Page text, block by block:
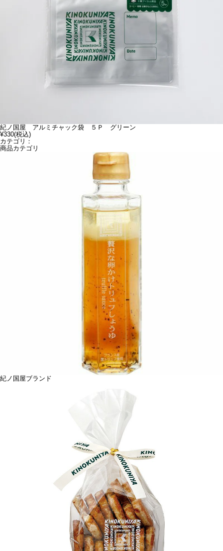
紀ノ国屋 アルミチャック袋 ５Ｐ グリーン
¥330(税込)
カテゴリ：
商品カテゴリ
紀ノ国屋ブランド